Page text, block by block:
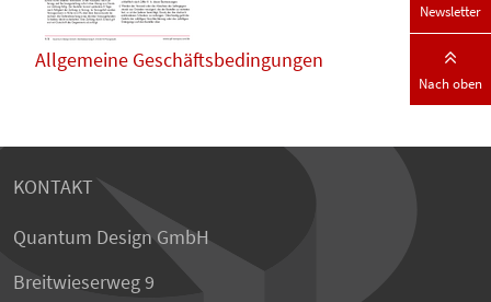
Allgemeine Geschäftsbedingungen
KONTAKT
Quantum Design GmbH
Breitwieserweg 9
Newsletter
Nach oben